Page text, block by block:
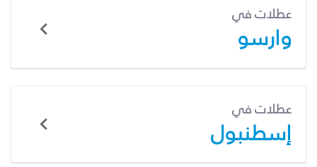
عطلات في
وارسو
عطلات في
إسطنبول